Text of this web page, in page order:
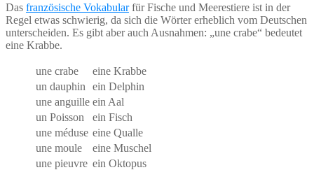
Das französische Vokabularfür Fische und Meerestiere ist in der
Regel etwas schwierig, da sich die Wörter erheblich vom Deutschen
unterscheiden. Es gibt aber auch Ausnahmen: „une crabe“ bedeutet
eine Krabbe.
une crabe
eine Krabbe
un dauphin
ein Delphin
une anguille ein Aal
un Poisson
ein Fisch
une méduse eine Qualle
une moule
eine Muschel
une pieuvre ein Oktopus